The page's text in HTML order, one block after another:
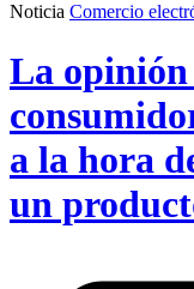
Noticia Comercio
La opinión
a la hora
un